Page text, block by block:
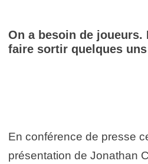
On a besoin de joueurs.
faire sortir quelques
En conférence de presse
présentation de Jonathan